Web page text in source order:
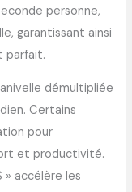
personne,
garantissant ainsi
parfait.
démultipliée
Certains
pour
et productivité.
accélère les